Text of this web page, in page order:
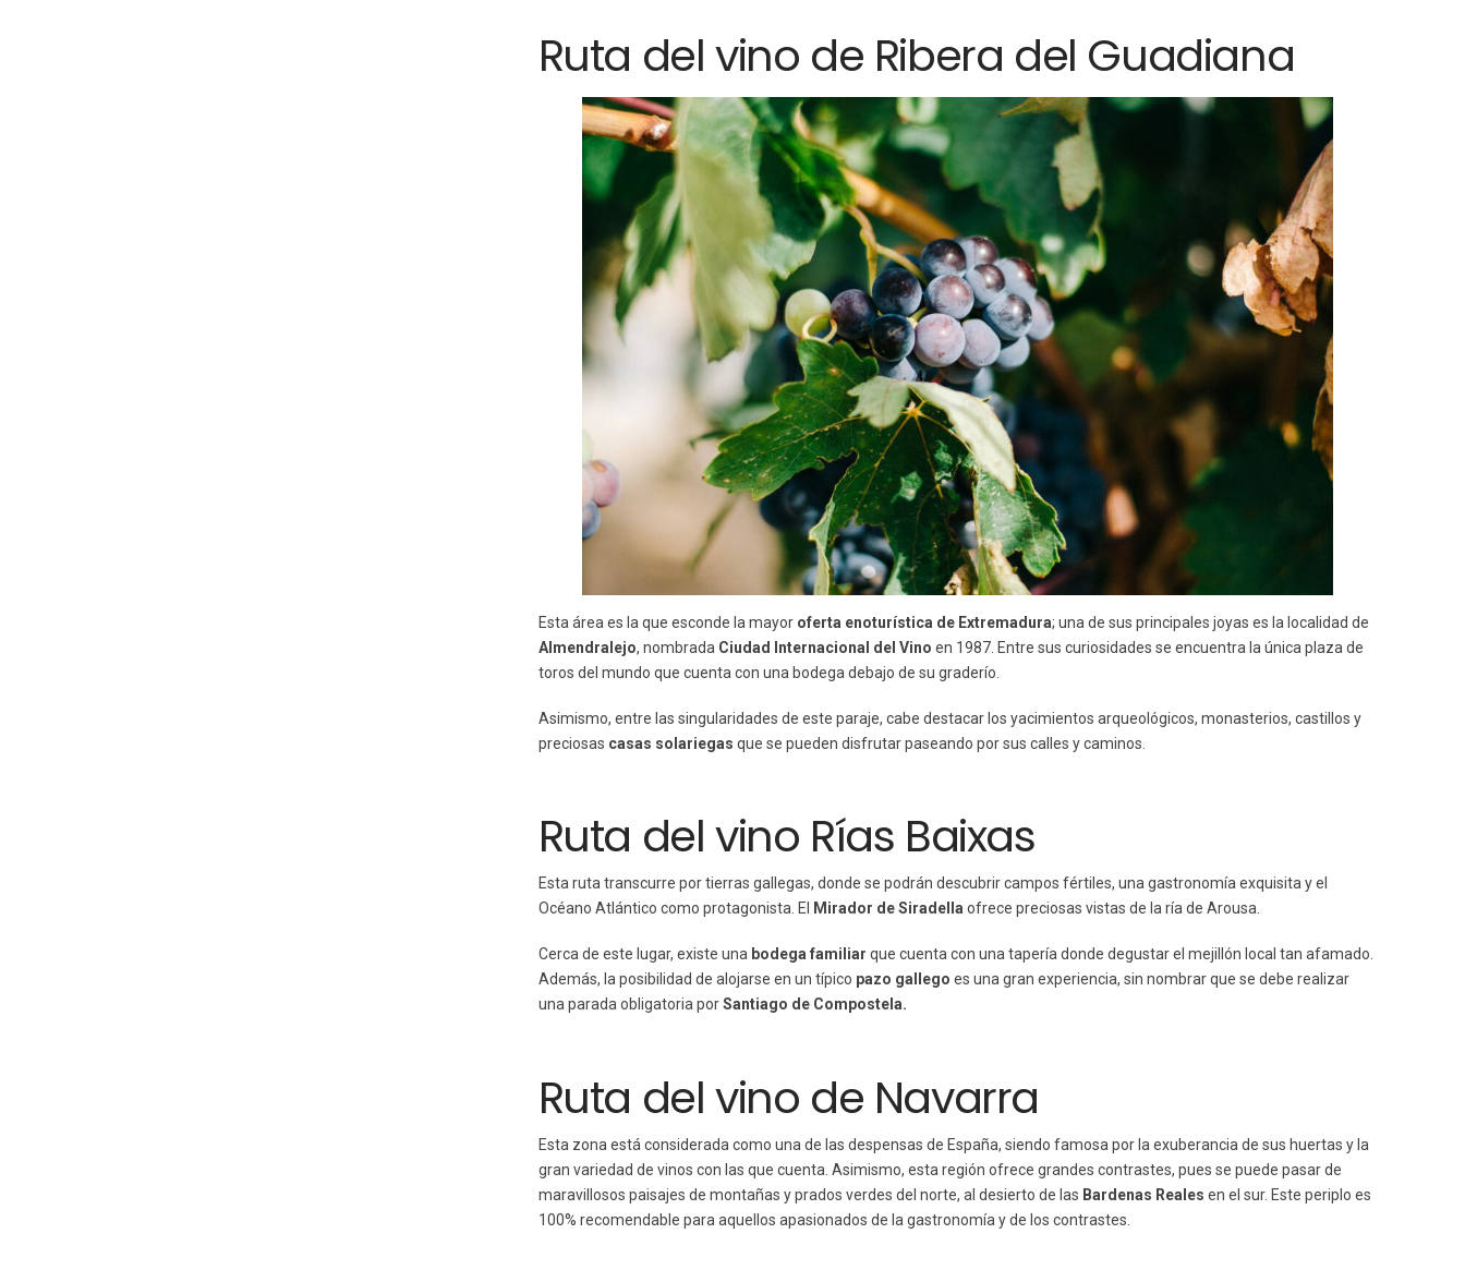
Ruta del vino de Ribera del Guadiana
Esta área es la que esconde la mayor oferta enoturística de Extremadura; una de sus principales joyas es la localidad de
Almendralejo, nombrada Ciudad Internacional del Vino en 1987. Entre sus curiosidades se encuentra la única plaza de
toros del mundo que cuenta con una bodega debajo de su graderío.
Asimismo, entre las singularidades de este paraje, cabe destacar los yacimientos arqueológicos, monasterios, castillos y
preciosas casas solariegas que se pueden disfrutar paseando por sus calles y caminos.
Ruta del vino Rías Baixas
Esta ruta transcurre por tierras gallegas, donde se podrán descubrir campos fértiles, una gastronomía exquisita y el
Océano Atlántico como protagonista. El
Mirador de Siradella ofrece preciosas vistas de la ría de Arousa.
Cerca de este lugar, existe una bodega familiar que cuenta con una tapería donde degustar el mejillón local tan afamado.
Además, la posibilidad de alojarse en un típico pazo gallego es una gran experiencia, sin nombrar que se debe realizar
una parada obligatoria porSantiago de Compostela.
Ruta del vino de Navarra
Esta zona está considerada como una de las despensas de España, siendo famosa por la exuberancia de sus huertas y la
gran variedad de vinos con las que cuenta. Asimismo, esta región ofrece grandes contrastes, pues se puede pasar de
maravillosos paisajes de montañas y prados verdes del norte, al desierto de las Bardenas Reales en el sur. Este periplo es
100% recomendable para aquellos apasionados de la gastronomía y de los contrastes.